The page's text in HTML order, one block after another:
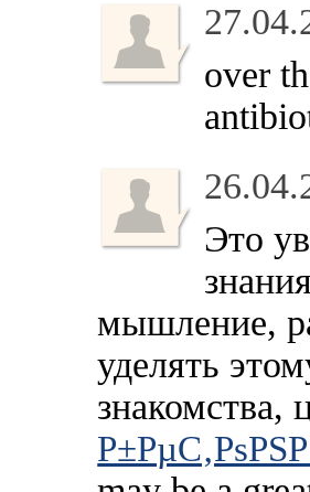
over
Это
мышление,
уделять
знакомства,